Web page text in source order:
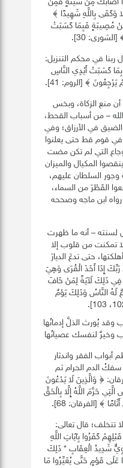
أَصَابَكَ مِنْ سَيِّئَةٍ فَمِنْ
وَكَفَى بِاللَّهِ شَهِيدًا ﴾
مِنْ مُصِيبَةٍ فَبِمَا كَسَبَتْ
30].
في محكم التنزيل:
بِمَا كَسَبَتْ أَيْدِي النَّاسِ
﴾ [الروم: 41].
أن منع الزكاة، وبخس
الله – من أسباب القحط،
في الأرزاق؛ وفي
قوم قط حتى يعلنوا
التي لم تكن مضت
المكيال والميزان
وجور السلطان عليهم،
القَطْرَ من السماء،
رواه ابن ماجه وصححه
لسنته – أنه ما ظهرت
تمكنت من قلوب إلا
حتى تدعَ الديارَ
إِذَا أَخَذَ الْقُرَى وَهِيَ
فِي ذَلِكَ لَآيَةً لِمَنْ خَافَ
لَهُ النَّاسُ وَذَلِكَ يَوْمٌ
الفقر واندثار
سفكُ الدم الحرام ثم
﴿ وَالَّذِينَ لَا يَدْعُونَ
الَّتِي حَرَّمَ اللَّهُ إِلَّا بِالْحَقِّ
﴾ [الفرقان: 68].
تتخلف؛ قال تعالى:
كَفَرُوا بِآيَاتِ اللَّهِ
شَدِيدُ الْعِقَابِ * ذَلِكَ
عَلَى قَوْمٍ حَتَّى يُغَيِّرُوا مَا